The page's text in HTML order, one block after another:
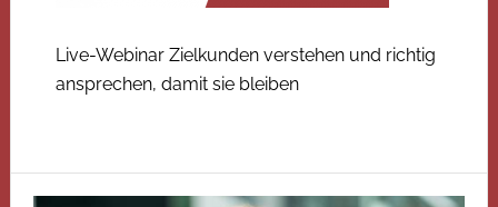
Live-Webinar Zielkunden verstehen und richtig
ansprechen, damit sie bleiben